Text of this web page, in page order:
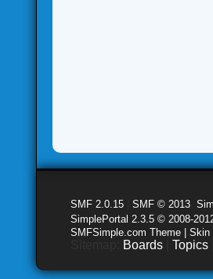
SMF 2.0.15 |SMF © 2013 ,
SimplePortal 2.3.5 © 2008-
SMFSimple.com Theme | Skin
Boards |Topics